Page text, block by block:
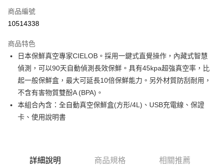
LINE Pay
悠遊付
ATM付款
運送方式
每筆NT$180
商品編號
10514338
商品特色
日本保鮮真空專家CIELOB。採用一鍵式直覺操作，內藏式智慧
偵測，可以90天自動偵測長效保鮮。具有45kpa超強真空率，比
起一般保鮮盒，最大可延長10倍保鮮能力。另外材質防刮耐用，
不含有害物質雙酚A (BPA)。
本組合內含：全自動真空保鮮盒(方形/4L)、USB充電線、保證
卡、使用說明書
詳細說明 商品規格 相關推薦